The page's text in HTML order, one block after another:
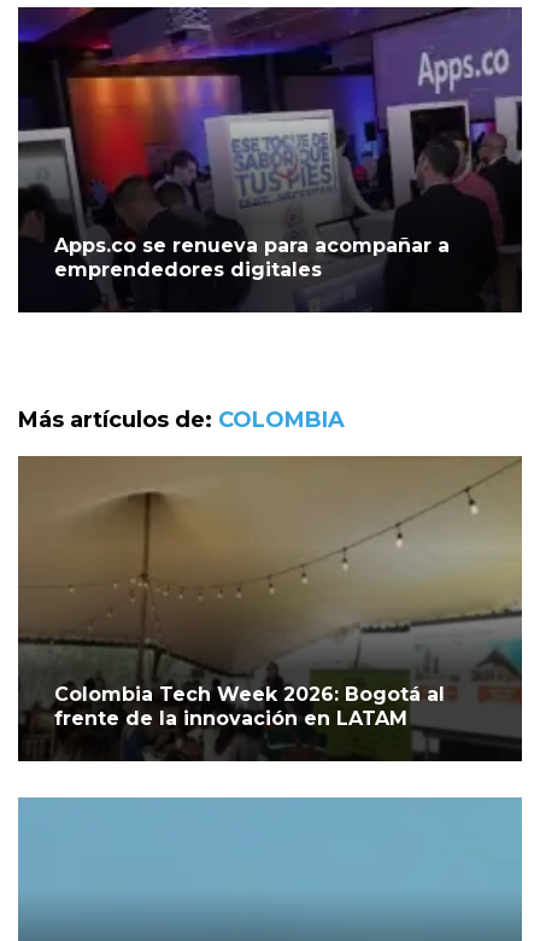
Apps.co se renueva para acompañar a
emprendedores digitales
Más artículos de: COLOMBIA
Colombia Tech Week 2026: Bogotá al
frente de la innovación en LATAM